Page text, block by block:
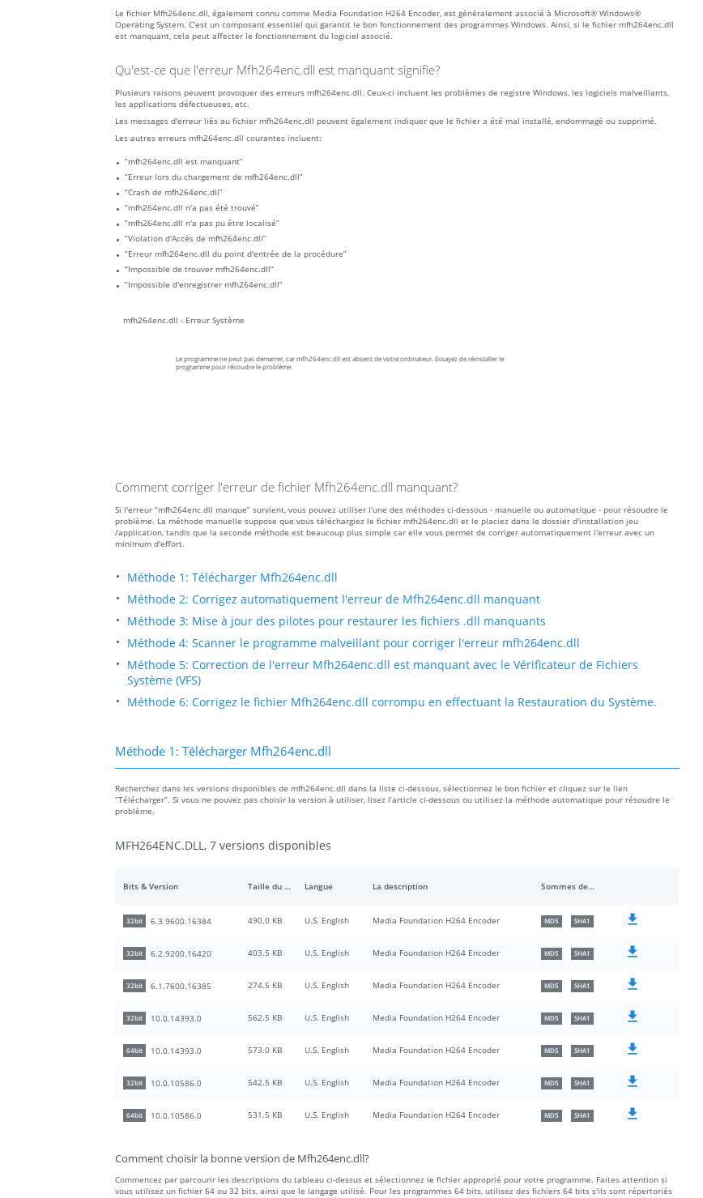
Le fichier Mfh264enc.dll, également connu comme Media Foundation H264 Encoder, est généralement associé à Microsoft® Windows®
Operating System. C'est un composant essentiel qui garantit le bon fonctionnement des programmes Windows. Ainsi, si le fichier mfh264enc.dll
est manquant, cela peut affecter le fonctionnement du logiciel associé.
Qu'est-ce que l'erreur Mfh264enc.dll est manquant signifie?
Plusieurs raisons peuvent provoquer des erreurs mfh264enc.dll. Ceux-ci incluent les problèmes de registre Windows, les logiciels malveillants,
les applications défectueuses, etc.
Les messages d'erreur liés au fichier mfh264enc.dll peuvent également indiquer que le fichier a été mal installé, endommagé ou supprimé.
Les autres erreurs mfh264enc.dll courantes incluent:
“mfh264enc.dll est manquant”
“Erreur lors du chargement de mfh264enc.dll”
“Crash de mfh264enc.dll”
“mfh264enc.dll n'a pas été trouvé”
“mfh264enc.dll n'a pas pu être localisé”
“Violation d'Accès de mfh264enc.dll”
“Erreur mfh264enc.dll du point d'entrée de la procédure”
“Impossible de trouver mfh264enc.dll”
“Impossible d'enregistrer mfh264enc.dll”
mfh264enc.dll - Erreur Système
Le programme ne peut pas démarrer, car mfh264enc.dll est absent de votre ordinateur. Essayez de réinstaller le
programme pour résoudre le problème.
Comment corriger l'erreur de fichier Mfh264enc.dll manquant?
Si l'erreur “mfh264enc.dll manque” survient, vous pouvez utiliser l'une des méthodes ci-dessous - manuelle ou automatique - pour résoudre le
problème. La méthode manuelle suppose que vous téléchargiez le fichier mfh264enc.dll et le placiez dans le dossier d'installation jeu
/application, tandis que la seconde méthode est beaucoup plus simple car elle vous permet de corriger automatiquement l'erreur avec un
minimum d'effort.
Méthode 1: Télécharger Mfh264enc.dll
Méthode 2: Corrigez automatiquement l'erreur de Mfh264enc.dll manquant
Méthode 3: Mise à jour des pilotes pour restaurer les fichiers .dll manquants
Méthode 4: Scanner le programme malveillant pour corriger l'erreur mfh264enc.dll
Méthode 5: Correction de l'erreur Mfh264enc.dll est manquant avec le Vérificateur de Fichiers
Système (VFS)
Méthode 6: Corrigez le fichier Mfh264enc.dll corrompu en effectuant la Restauration du Système.
Méthode 1: Télécharger Mfh264enc.dll
Recherchez dans les versions disponibles de mfh264enc.dll dans la liste ci-dessous, sélectionnez le bon fichier et cliquez sur le lien
“Télécharger”. Si vous ne pouvez pas choisir la version à utiliser, lisez l’article ci-dessous ou utilisez la méthode automatique pour résoudre le
problème.
MFH264ENC.DLL, 7 versions disponibles
Bits & Version Taille du fichier Langue La description Sommes de contrôle
32bit 6.3.9600.16384 490.0 KB U.S. English Media Foundation H264 Encoder MD5 SHA1
32bit 6.2.9200.16420 403.5 KB U.S. English Media Foundation H264 Encoder MD5 SHA1
32bit 6.1.7600.16385 274.5 KB U.S. English Media Foundation H264 Encoder MD5 SHA1
32bit 10.0.14393.0 562.5 KB U.S. English Media Foundation H264 Encoder MD5 SHA1
64bit 10.0.14393.0 573.0 KB U.S. English Media Foundation H264 Encoder MD5 SHA1
32bit 10.0.10586.0 542.5 KB U.S. English Media Foundation H264 Encoder MD5 SHA1
64bit 10.0.10586.0 531.5 KB U.S. English Media Foundation H264 Encoder MD5 SHA1
Comment choisir la bonne version de Mfh264enc.dll?
Commencez par parcourir les descriptions du tableau ci-dessus et sélectionnez le fichier approprié pour votre programme. Faites attention si
vous utilisez un fichier 64 ou 32 bits, ainsi que le langage utilisé. Pour les programmes 64 bits, utilisez des fichiers 64 bits s'ils sont répertoriés